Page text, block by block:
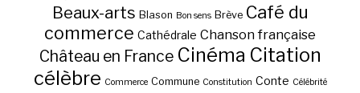
Beaux-arts Blason Bon sens Brève Café du
commerce Cathédrale Chanson française
Château en France Cinéma Citation
célèbre Commerce Commune Constitution Conte Célébrité